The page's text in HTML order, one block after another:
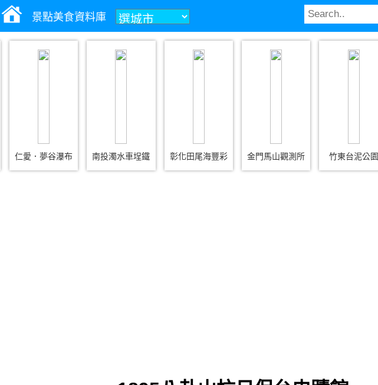
景點美食資料庫
仁愛．夢谷瀑布 南投濁水車埕鐵 彰化田尾海豐彩 金門馬山觀測所 竹東台泥公園